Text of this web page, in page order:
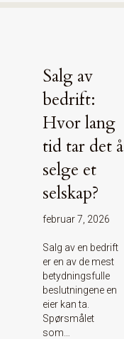
Salg av
bedrift:
Hvor lang
tid tar det å
selge et
selskap?
februar 7, 2026
Salg av en bedrift
er en av de mest
betydningsfulle
beslutningene en
eier kan ta.
Spørsmålet
som…